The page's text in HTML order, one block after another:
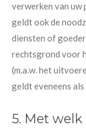
verwerken van uw
geldt ook de
diensten of
rechtsgrond voor
(m.a.w. het
geldt eveneens
5. Met